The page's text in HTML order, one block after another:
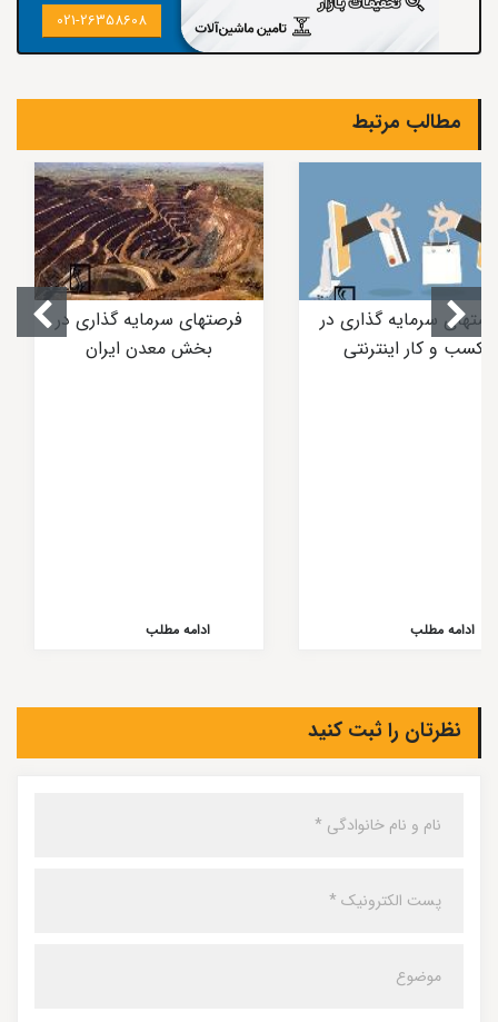
021-26358608
مطالب مرتبط
فرصتهای سرمایه گذاری در
بخش معدن ایران
ادامه مطلب
سرمایه گذاری در
کسب و کار اینترنتی
ادامه مطلب
نظرتان را ثبت کنید